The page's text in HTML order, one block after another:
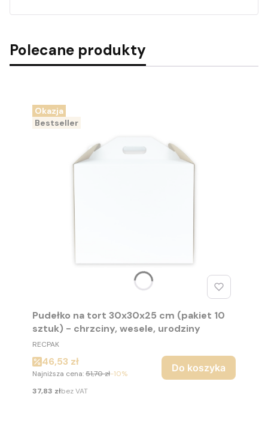
Polecane produkty
Okazja
Bestseller
Pudełko na tort 30x30x25 cm (pakiet 10
sztuk) - chrzciny, wesele, urodziny
PRODUCENT
RECPAK
Cena promocyjna
46,53 zł
Najniższa cena:51,70 zł-10%
Cena
37,83 złbez VAT
Do koszyka